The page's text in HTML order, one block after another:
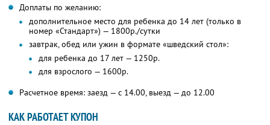
Доплаты по желанию:
дополнительное место для ребенка до 14 лет (только в
номер «Стандарт») — 1800р./сутки
завтрак, обед или ужин в формате «шведский стол»:
для ребенка до 17 лет — 1250р.
для взрослого — 1600р.
Расчетное время: заезд — с 14.00, выезд — до 12.00
КАК РАБОТАЕТ КУПОН